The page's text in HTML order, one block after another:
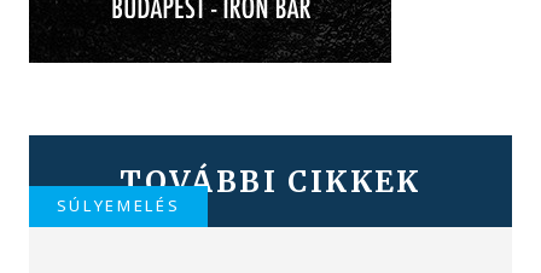
TOVÁBBI CIKKEK
SÚLYEMELÉS